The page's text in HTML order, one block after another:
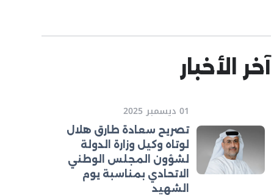
آخر الأخبار
01 ديسمبر 2025
تصريح سعادة طارق هلال
لوتاه وكيل وزارة الدولة
لشؤون المجلس الوطني
الاتحادي بمناسبة يوم
الشهيد